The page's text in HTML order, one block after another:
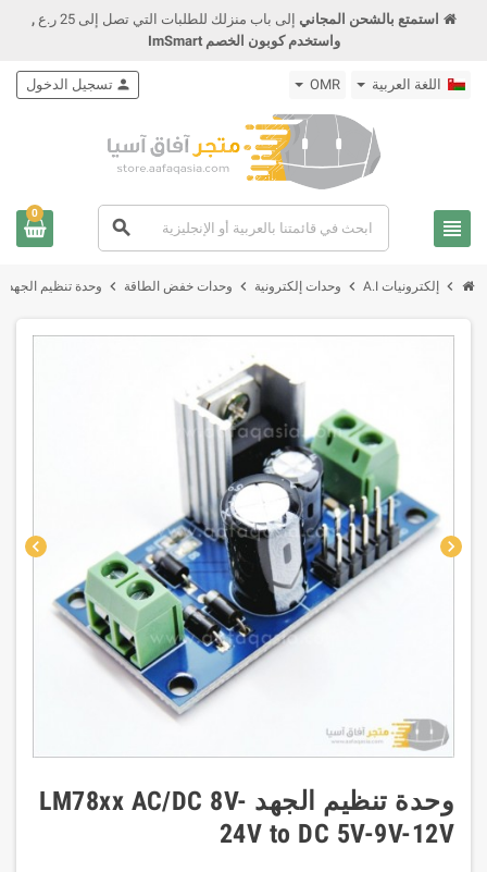
استمتع بالشحن المجاني إلى باب منزلك للطلبات التي تصل إلى 25 ر.ع
,
واستخدم كوبون الخصم ImSmart
اللغة العربية OMR
view_headline
search
person تسجيل الدخول
0
chevron_right إلكترونيات A.I chevron_right وحدات إلكترونية chevron_right وحدات خفض الطاقة chevron_right وحدة تنظيم الجهد LM78xx AC/DC 8V-24V to DC 5V-9V-12V
chevron_left chevron_right
وحدة تنظيم الجهد LM78xx AC/DC 8V-
24V to DC 5V-9V-12V